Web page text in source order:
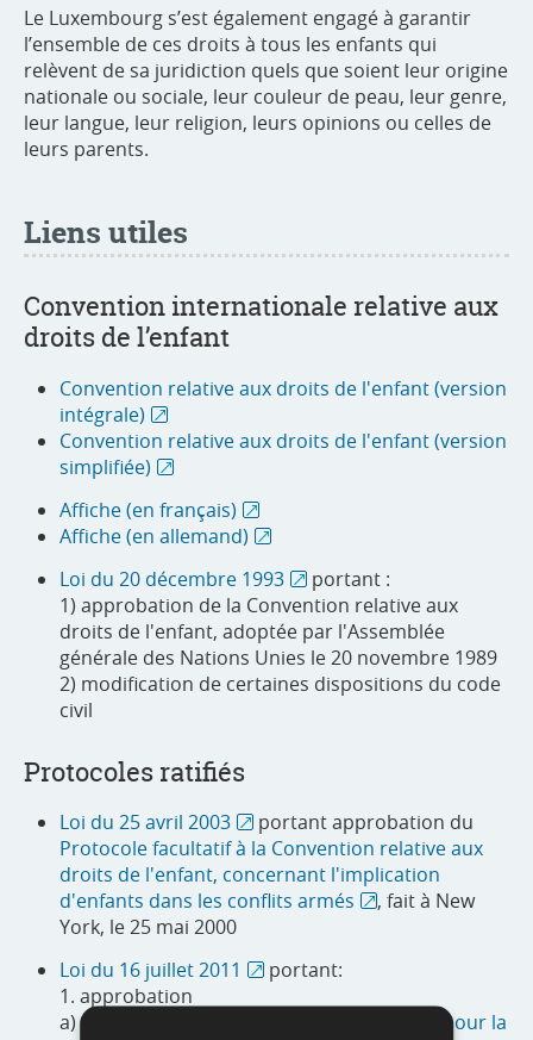
Le Luxembourg s’est également engagé à garantir
l’ensemble de ces droits à tous les enfants qui
relèvent de sa juridiction quels que soient leur origine
nationale ou sociale, leur couleur de peau, leur genre,
leur langue, leur religion, leurs opinions ou celles de
leurs parents.
Liens utiles
Convention internationale relative aux
droits de l’enfant
Convention relative aux droits de l'enfant (version
intégrale)
Convention relative aux droits de l'enfant (version
simplifiée)
Affiche (en français)
Affiche (en allemand)
Loi du 20 décembre 1993
portant :
1) approbation de la Convention relative aux
droits de l'enfant, adoptée par l'Assemblée
générale des Nations Unies le 20 novembre 1989
2) modification de certaines dispositions du code
civil
Protocoles ratifiés
Loi du 25 avril 2003
portant approbation du
Protocole facultatif à la Convention relative aux
droits de l'enfant, concernant l'implication
d'enfants dans les conflits armés
, fait à New
York, le 25 mai 2000
Loi du 16 juillet 2011
portant:
1. approbation
a) de la
Convention du Conseil de l'Europe pour la